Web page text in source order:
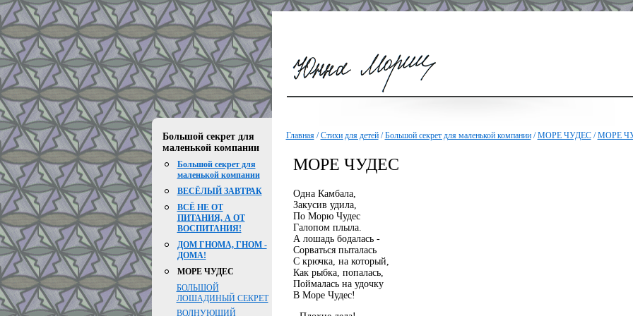
Большой секрет для
маленькой компании
Большой секрет для
маленькой компании
ВЕСЁЛЫЙ ЗАВТРАК
ВСЁ НЕ ОТ
ПИТАНИЯ, А ОТ
ВОСПИТАНИЯ!
ДОМ ГНОМА, ГНОМ -
ДОМА!
МОРЕ ЧУДЕС
БОЛЬШОЙ
ЛОШАДИНЫЙ СЕКРЕТ
ВОЛНУЮЩИЙ
Главная/Стихи для детей/Большой секрет для маленькой компании/МОРЕ ЧУДЕС/МОРЕ
МОРЕ ЧУДЕС
Одна Камбала,
Закусив удила,
По Морю Чудес
Галопом плыла.
А лошадь бодалась -
Сорваться пыталась
С крючка, на который,
Как рыбка, попалась,
Поймалась на удочку
В Море Чудес!